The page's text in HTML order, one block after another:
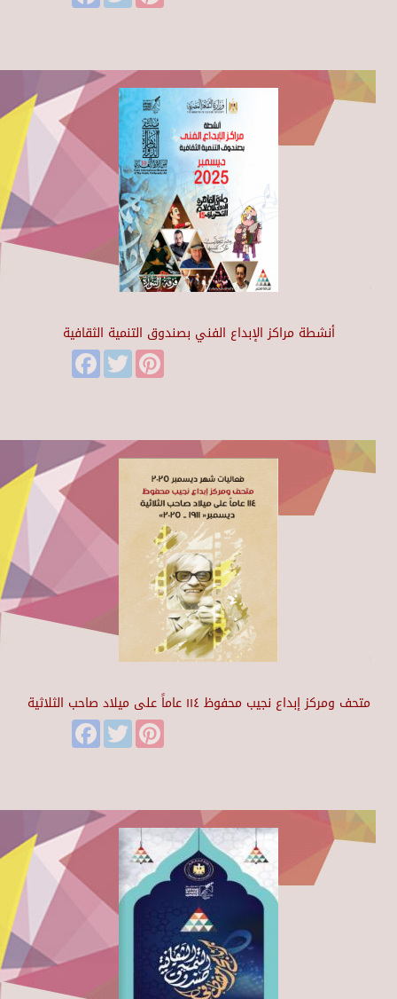
أنشطة مراكز الإبداع الفني بصندوق التنمية الثقافية
FacebookTwitter
متحف ومركز إبداع نجيب محفوظ ١١٤ عاماً على ميلاد صاحب الثلاثية
FacebookTwitter